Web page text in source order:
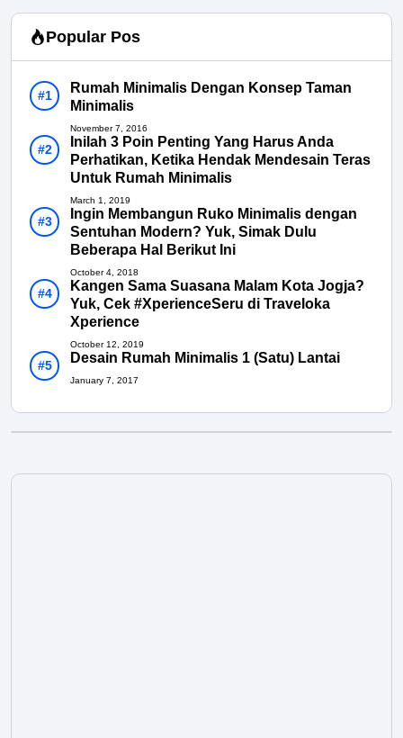
Popular Pos
Rumah Minimalis Dengan Konsep Taman
Minimalis
November 7, 2016
Inilah 3 Poin Penting Yang Harus Anda
Perhatikan, Ketika Hendak Mendesain Teras
Untuk Rumah Minimalis
March 1, 2019
Ingin Membangun Ruko Minimalis dengan
Sentuhan Modern? Yuk, Simak Dulu
Beberapa Hal Berikut Ini
October 4, 2018
Kangen Sama Suasana Malam Kota Jogja?
Yuk, Cek #XperienceSeru di Traveloka
Xperience
October 12, 2019
Desain Rumah Minimalis 1 (Satu) Lantai
January 7, 2017